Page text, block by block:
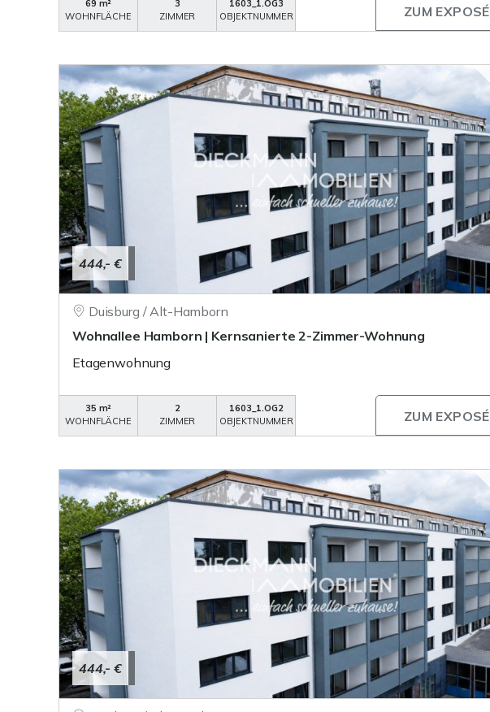
69 m²
WOHNFLÄCHE
3
ZIMMER
1603_1.OG3
OBJEKTNUMMER
ZUM EXPOSÉ
444,- €
Duisburg / Alt-Hamborn
Wohnallee Hamborn | Kernsanierte 2-Zimmer-Wohnung
Etagenwohnung
35 m²
WOHNFLÄCHE
2
ZIMMER
1603_1.OG2
OBJEKTNUMMER
ZUM EXPOSÉ
444,- €